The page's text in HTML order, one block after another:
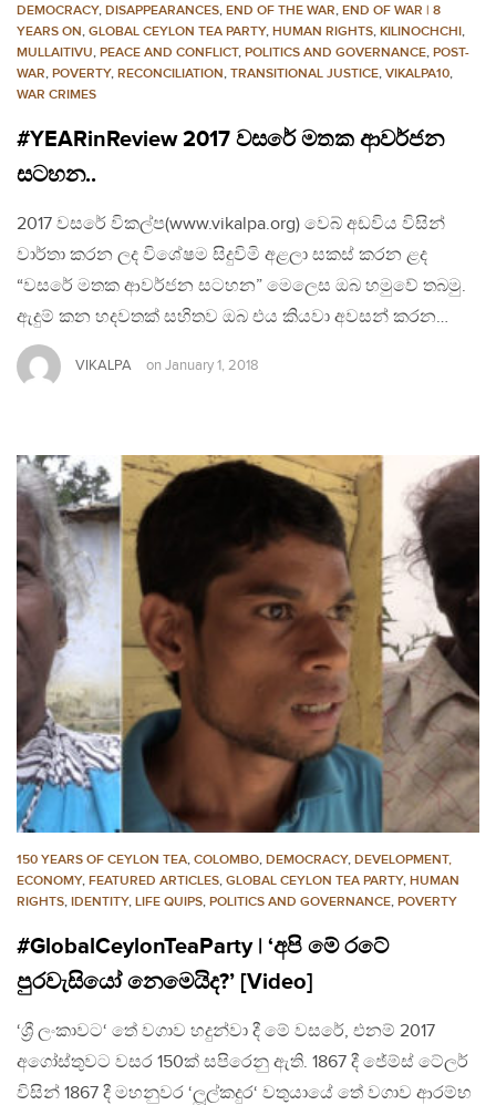
DEMOCRACY, DISAPPEARANCES, END OF THE WAR, END OF WAR | 8
YEARS ON, GLOBAL CEYLON TEA PARTY, HUMAN RIGHTS, KILINOCHCHI,
MULLAITIVU, PEACE AND CONFLICT, POLITICS AND GOVERNANCE, POST-
WAR, POVERTY, RECONCILIATION, TRANSITIONAL JUSTICE, VIKALPA10,
WAR CRIMES
#YEARinReview 2017 වසරේ මතක ආවර්ජන
සටහන..
2017 වසරේ විකල්ප(www.vikalpa.org) වෙබ් අඩවිය විසින්
වාර්තා කරන ලද විශේෂම සිදුවිමි අළලා සකස් කරන ළද
“වසරේ මතක ආවර්ජන සටහන” මෙලෙස ඔබ හමුවේ තබමු.
ඇදුම් කන හදවතක් සහිතව ඔබ එය කියවා අවසන් කරන…
VIKALPA on January 1, 2018
150 YEARS OF CEYLON TEA, COLOMBO, DEMOCRACY, DEVELOPMENT,
ECONOMY, FEATURED ARTICLES, GLOBAL CEYLON TEA PARTY, HUMAN
RIGHTS, IDENTITY, LIFE QUIPS, POLITICS AND GOVERNANCE, POVERTY
#GlobalCeylonTeaParty | ‘අපි මේ රටේ
පුරවැසියෝ නෙමෙයිද?’ [Video]
‘ශ්‍රී ලංකාවට‘ තේ වගාව හදුන්වා දී මේ වසරේ, එනම් 2017
අගෝස්තුවට වසර 150ක් සපිරෙනු ඇති. 1867 දී ජේම්ස් ටේලර්
විසින් 1867 දී මහනුවර ‘ලූල්කදුර‘ වතුයායේ තේ වගාව ආරම්භ